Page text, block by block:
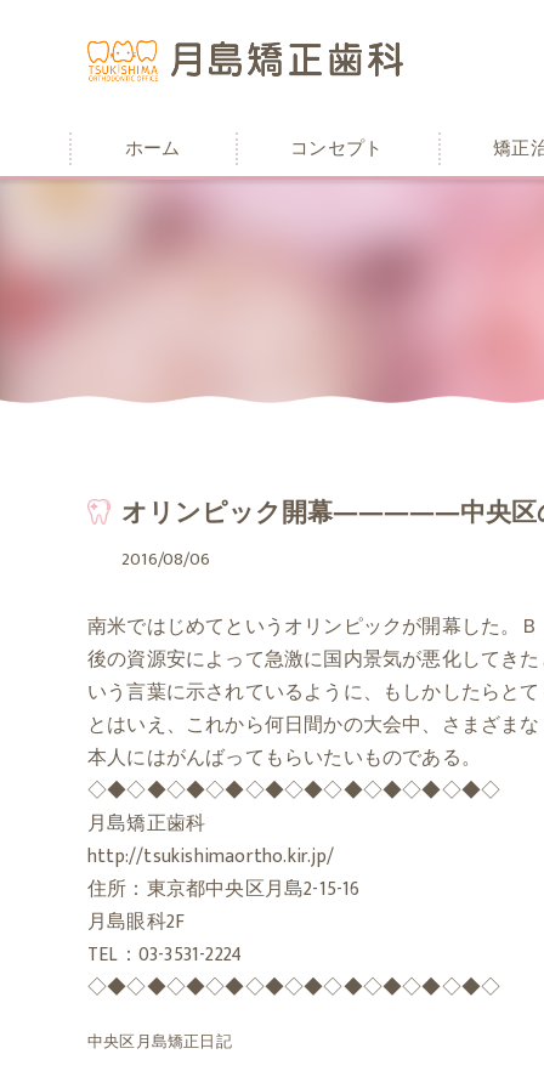
ホーム コンセプト 矯正
オリンピック開幕―――――中央区
2016/08/06
南米ではじめてというオリンピックが開幕した。
後の資源安によって急激に国内景気が悪化してき
いう言葉に示されているように、もしかしたらと
とはいえ、これから何日間かの大会中、さまざま
本人にはがんばってもらいたいものである。
◇◆◇◆◇◆◇◆◇◆◇◆◇◆◇◆◇◆◇◆◇
月島矯正歯科
http://tsukishimaortho.kir.jp/
住所：東京都中央区月島2-15-16
月島眼科2F
TEL：03-3531-2224
◇◆◇◆◇◆◇◆◇◆◇◆◇◆◇◆◇◆◇◆◇
中央区月島矯正日記